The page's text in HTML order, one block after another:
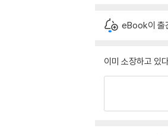
eBook이 출
이미 소장하고 있